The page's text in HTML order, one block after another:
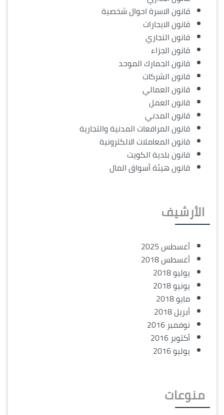
قانون الاسرة احوال شخصية
قانون الايجارات
قانون التجاري
قانون الجزاء
قانون الجمارك الموحد
قانون الشركات
قانون العمالي
قانون العمل
قانون المدني
قانون المرافعات المدنية والتجارية
قانون المعاملات الالكترونية
قانون بلدية الكويت
قانون هيئة أسواق المال
الأرشيف
أغسطس 2025
أغسطس 2018
يوليو 2018
يونيو 2018
مايو 2018
أبريل 2018
نوفمبر 2016
أكتوبر 2016
يوليو 2016
منوعات